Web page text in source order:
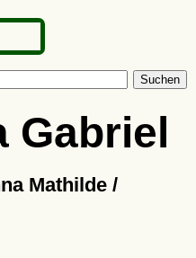
Suchen
Gabriel
Mathilde /